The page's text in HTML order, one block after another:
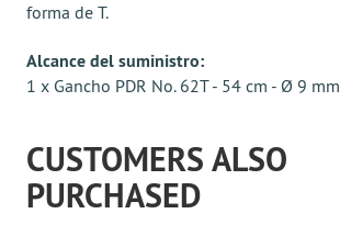
forma de T.
Alcance del suministro:
1 x Gancho PDR No. 62T - 54 cm - Ø 9 mm
CUSTOMERS ALSO
PURCHASED